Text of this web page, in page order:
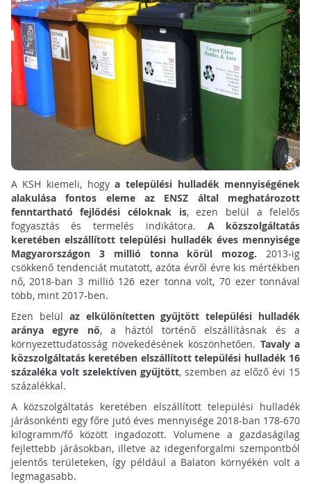
A KSH kiemeli, hogya települési hulladék mennyiségének
alakulása fontos eleme az ENSZ által meghatározott
fenntartható fejlődési céloknak is, ezen belül a felelős
fogyasztás és termelés indikátora. A közszolgáltatás
keretében elszállított települési hulladék éves mennyisége
Magyarországon 3 millió tonna körül mozog. 2013-ig
csökkenő tendenciát mutatott, azóta évről évre kis mértékben
nő, 2018-ban 3 millió 126 ezer tonna volt, 70 ezer tonnával
több, mint 2017-ben.
Ezen belül az elkülönítetten gyűjtött települési hulladék
aránya egyre nő, a háztól történő elszállításnak és a
környezettudatosság növekedésének köszönhetően. Tavaly a
közszolgáltatás keretében elszállított települési hulladék 16
százaléka volt szelektíven gyűjtött, szemben az előző évi 15
százalékkal.
A közszolgáltatás keretében elszállított települési hulladék
járásonkénti egy főre jutó éves mennyisége 2018-ban 178-670
kilogramm/fő között ingadozott. Volumene a gazdaságilag
fejlettebb járásokban, illetve az idegenforgalmi szempontból
jelentős területeken, így például a Balaton környékén volt a
legmagasabb.